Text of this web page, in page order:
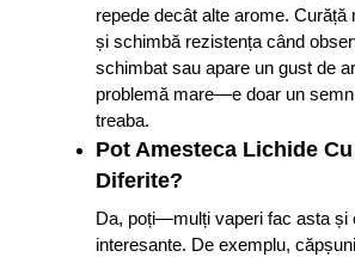
repede decât alte arome. Curăță
și schimbă rezistența când
schimbat sau apare un gust de
problemă mare—e doar un
treaba.
Pot Amesteca Lichide
Diferite?
Da, poți—mulți vaperi fac asta și
interesante. De exemplu,